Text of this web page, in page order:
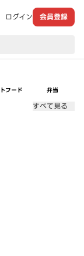
ログイン 会員登録
フード 弁当
すべて見る